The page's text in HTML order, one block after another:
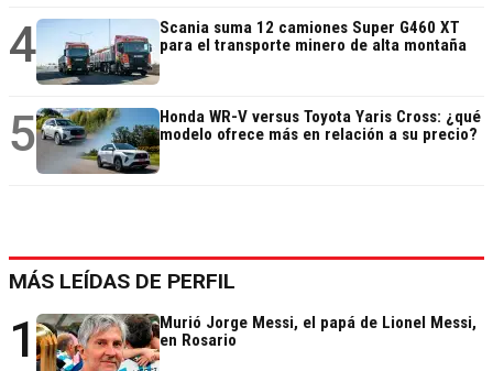
4
Scania suma 12 camiones Super G460 XT
para el transporte minero de alta montaña
5
Honda WR-V versus Toyota Yaris Cross: ¿qué
modelo ofrece más en relación a su precio?
MÁS LEÍDAS DE PERFIL
1
Murió Jorge Messi, el papá de Lionel Messi,
en Rosario